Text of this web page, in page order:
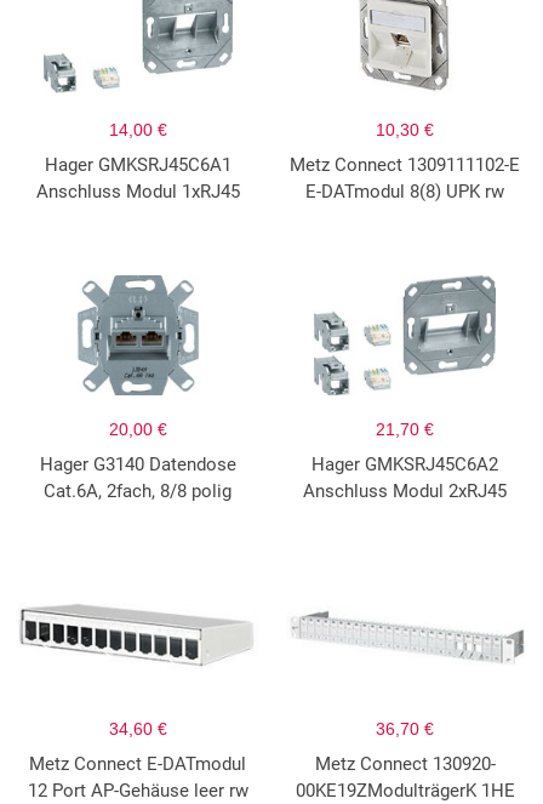
14,00 €
Hager GMKSRJ45C6A1
Anschluss Modul 1xRJ45
10,30 €
Metz Connect 1309111102-E
E-DATmodul 8(8) UPK rw
20,00 €
Hager G3140 Datendose
Cat.6A, 2fach, 8/8 polig
21,70 €
Hager GMKSRJ45C6A2
Anschluss Modul 2xRJ45
34,60 €
Metz Connect E-DATmodul
12 Port AP-Gehäuse leer rw
36,70 €
Metz Connect 130920-
00KE19ZModulträgerK 1HE